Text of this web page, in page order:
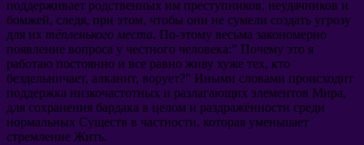
поддерживает родственных им преступников, неудачников и
бомжей, следя, при этом, чтобы они не сумели создать угрозу
для их тёпленького места. По-этому весьма закономерно
появление вопроса у честного человека:” Почему это я
работаю постоянно и все равно живу хуже тех, кто
бездельничает, алканит, ворует?” Иными словами происходит
поддержка низкочастотных и разлагающих элементов Мира,
для сохранения бардака в целом и раздражённости среди
нормальных Существ в частности, которая уменьшает
стремление Жить.